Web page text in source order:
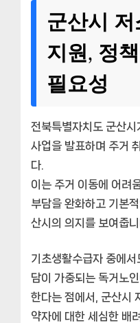
군산시 저
지원, 정
필요성
전북특별자치도 군산시
사업을 발표하며 주거
다.
이는 주거 이동에 어려
부담을 완화하고 기본
산시의 의지를 보여줍니
기초생활수급자 중에
담이 가중되는 독거노
한다는 점에서, 군산시
약자에 대한 세심한 배